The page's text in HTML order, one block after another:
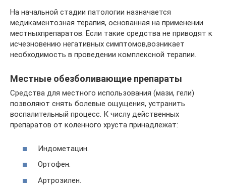
На начальной стадии патологии назначается
медикаментозная терапия, основанная на применении
местныхпрепаратов. Если такие средства не приводят к
исчезновению негативных симптомов,возникает
необходимость в проведении комплексной терапии.
Местные обезболивающие препараты
Средства для местного использования (мази, гели)
позволяют снять болевые ощущения, устранить
воспалительный процесс. К числу действенных
препаратов от коленного хруста принадлежат:
Индометацин.
Ортофен.
Артрозилен.